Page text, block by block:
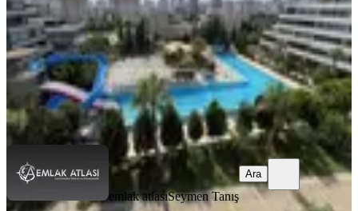
44.500 ₺
emlak atlasıSeymen Tanış
Ara
emlak atlasıSeymen Tanış
Ara